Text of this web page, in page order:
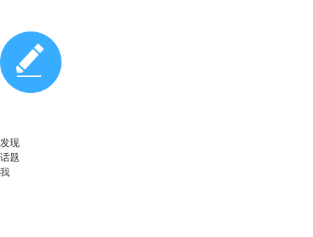
发现
话题
我